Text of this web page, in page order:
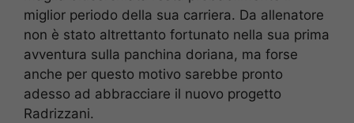
miglior periodo della sua carriera. Da allenatore
non è stato altrettanto fortunato nella sua prima
avventura sulla panchina doriana, ma forse
anche per questo motivo sarebbe pronto
adesso ad abbracciare il nuovo progetto
Radrizzani.